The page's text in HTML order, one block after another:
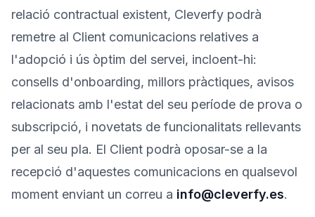
relació contractual existent, Cleverfy podrà
remetre al Client comunicacions relatives a
l'adopció i ús òptim del servei, incloent-hi:
consells d'onboarding, millors pràctiques, avisos
relacionats amb l'estat del seu període de prova o
subscripció, i novetats de funcionalitats rellevants
per al seu pla. El Client podrà oposar-se a la
recepció d'aquestes comunicacions en qualsevol
moment enviant un correu a info@cleverfy.es.